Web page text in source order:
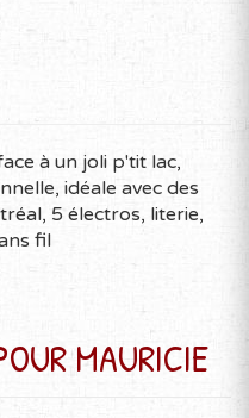
à un joli p'tit lac,
idéale avec des
5 électros, literie,
fil
MAURICIE